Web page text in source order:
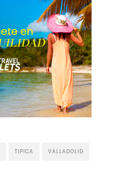
TIPICA VALLADOLID